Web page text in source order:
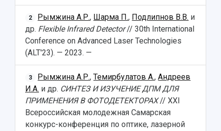
2 Рымжина А.Р., Шарма П., Подлипнов В.В. и
др. Flexible Infrared Detector// 30th International
Conference on Advanced Laser Technologies
(ALT'23). — 2023. —
3 Рымжина А.Р.,Темирбулатов А.,Андреев
И.А. и др. СИНТЕЗ И ИЗУЧЕНИЕ ДПМ ДЛЯ
ПРИМЕНЕНИЯ В ФОТОДЕТЕКТОРАХ// XXI
Всероссийская молодежная Самарская
конкурс-конференция по оптике, лазерной